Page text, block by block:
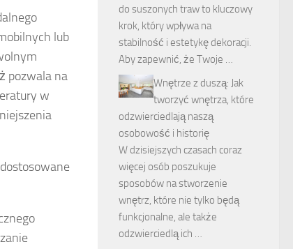
lub
pozwala na
w
do suszonych traw to kluczowy
krok, który wpływa na
stabilność i estetykę dekoracji.
Aby zapewnić, że Twoje …
Wnętrze z duszą: Jak
tworzyć wnętrza, które
odzwierciedlają naszą
osobowość i historię
W dzisiejszych czasach coraz
więcej osób poszukuje
sposobów na stworzenie
wnętrz, które nie tylko będą
funkcjonalne, ale także
odzwierciedlą ich …